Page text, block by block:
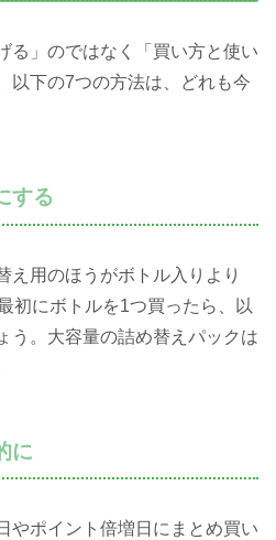
る」のではなく「買い方と使い
以下の7つの方法は、どれも今
する
え用のほうがボトル入りより
初にボトルを1つ買ったら、以
う。大容量の詰め替えパックは
に
やポイント倍増日にまとめ買い